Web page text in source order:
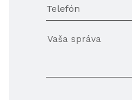
Telefón